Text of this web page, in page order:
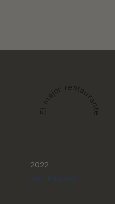
El mejor restaurante
2022
San Patricio